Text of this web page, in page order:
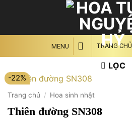
MENU TRANG CHỦ
LỌC
-22%
Trang chủ / Hoa sinh nhật
Thiên đường SN308